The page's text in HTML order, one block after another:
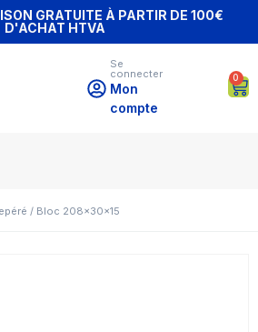
GRATUITE À PARTIR DE 100€
D'ACHAT HTVA
Se
connecter
Mon
compte
0
/ Bloc 208x30x15